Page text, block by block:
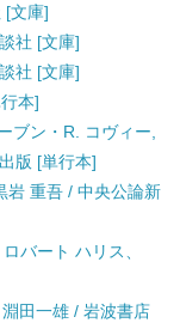
[文庫]
社 [文庫]
社 [文庫]
本]
ブン・R. コヴィー,
版 [単行本]
岩 重吾 / 中央公論新
バート ハリス、
田一雄 / 岩波書店